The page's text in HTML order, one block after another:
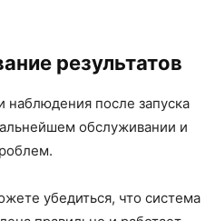
результатов
наблюдения после запуска
обслуживании и
убедиться, что система